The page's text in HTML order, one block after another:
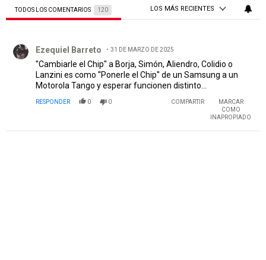
TODOS LOS COMENTARIOS 120 LOS MÁS RECIENTES
Ezequiel Barreto 31 DE MARZO DE 2025
''Cambiarle el Chip'' a Borja, Simón, Aliendro, Colidio o
Lanzini es como ''Ponerle el Chip'' de un Samsung a un
Motorola Tango y esperar funcionen distinto...
RESPONDER 0 0 COMPARTIR
MARCAR
COMO
INAPROPIADO